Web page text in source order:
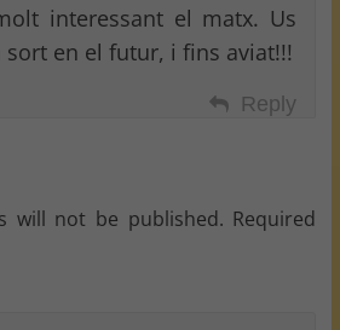
interessant el matx. Us
en el futur, i fins aviat!!!
Reply
will not be published. Required